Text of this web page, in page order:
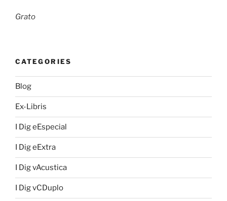
Grato
CATEGORIES
Blog
Ex-Libris
I Dig eEspecial
I Dig eExtra
I Dig vAcustica
I Dig vCDuplo